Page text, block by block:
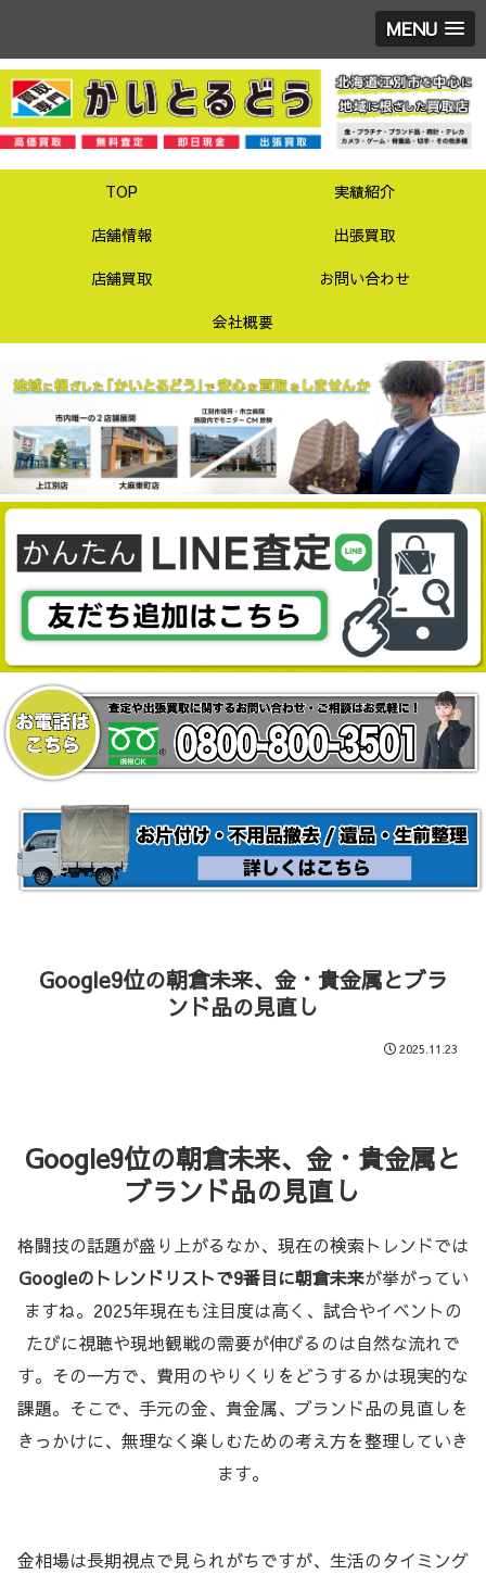
MENU
TOP
実績紹介
店舗情報
出張買取
店舗買取
お問い合わせ
会社概要
Google9位の朝倉未来、金・貴金属とブラ
ンド品の見直し
2025.11.23
Google9位の朝倉未来、金・貴金属と
ブランド品の見直し
格闘技の話題が盛り上がるなか、現在の検索トレンドでは
Googleのトレンドリストで9番目に朝倉未来が挙がってい
ますね。2025年現在も注目度は高く、試合やイベントの
たびに視聴や現地観戦の需要が伸びるのは自然な流れで
す。その一方で、費用のやりくりをどうするかは現実的な
課題。そこで、手元の金、貴金属、ブランド品の見直しを
きっかけに、無理なく楽しむための考え方を整理していき
ます。
金相場は長期視点で見られがちですが、生活のタイミング